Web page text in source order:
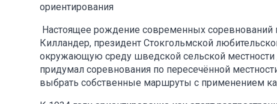
ориентирования
Настоящее рождение современных
Килландер, президент Стокгольмской
окружающую среду шведской сельской местности
придумал соревнования по пересечённой
выбрать собственные маршруты с применением